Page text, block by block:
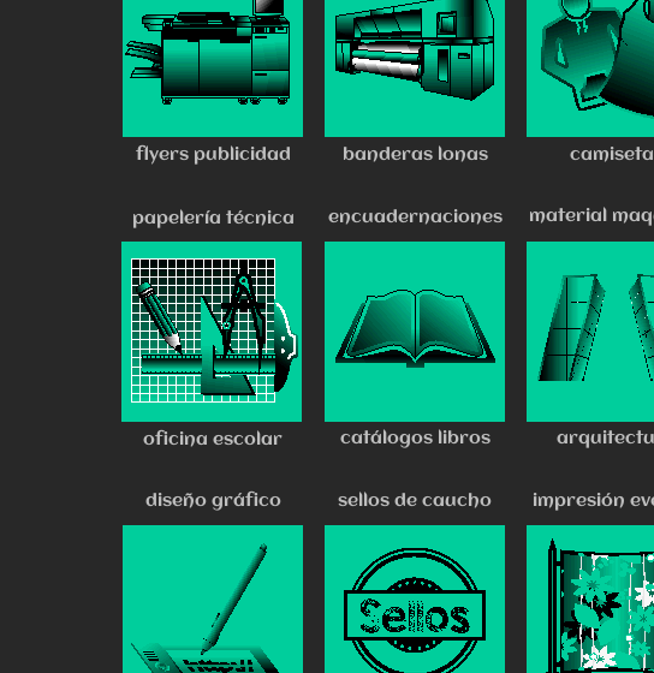
flyers publicidad banderas lonas
papelería técnica encuadernaciones material
oficina escolar catálogos libros
diseño gráfico sellos de caucho impresión